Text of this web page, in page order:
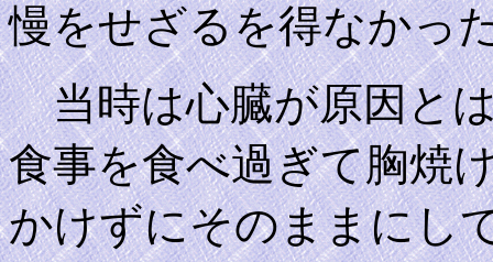
慢をせざるを得なかっ
当時は心臓が原因と
食事を食べ過ぎて胸焼
かけずにそのままにし